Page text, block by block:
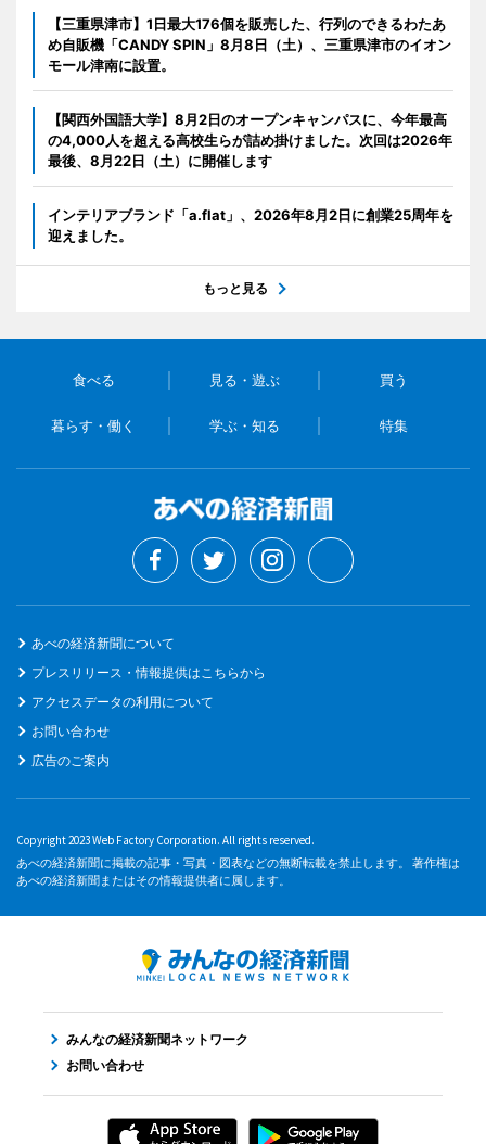
【三重県津市】1日最大176個を販売した、行列のできるわたあ
め自販機「CANDY SPIN」8月8日（土）、三重県津市のイオン
モール津南に設置。
【関西外国語大学】8月2日のオープンキャンパスに、今年最高
の4,000人を超える高校生らが詰め掛けました。次回は2026年
最後、8月22日（土）に開催します
インテリアブランド「a.flat」、2026年8月2日に創業25周年を
迎えました。
もっと見る
食べる 見る・遊ぶ 買う
暮らす・働く 学ぶ・知る 特集
あべの経済新聞について
プレスリリース・情報提供はこちらから
アクセスデータの利用について
お問い合わせ
広告のご案内
Copyright 2023 Web Factory Corporation. All rights reserved.
あべの経済新聞に掲載の記事・写真・図表などの無断転載を禁止します。 著作権は
あべの経済新聞またはその情報提供者に属します。
みんなの経済新聞ネットワーク
お問い合わせ